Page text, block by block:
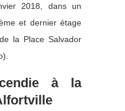
2018, dans un
et dernier étage
la Place Salvador
à la